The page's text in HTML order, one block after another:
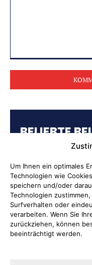
Um Ihnen ein optimales
Technologien wie
speichern und/oder
Technologien
Surfverhalten oder
verarbeiten. Wenn Sie
zurückziehen, können
beeinträchtigt werden.
BELIEBTE
Kulturring
Kultursaison
„Oli radelt“…
Attendorn
Kulturbüro